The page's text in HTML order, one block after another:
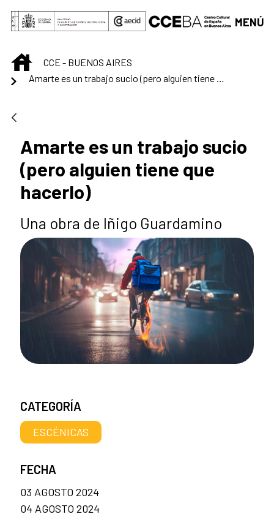
Saltar al contenido principal
MENÚ
INICIOCCE - BUENOS AIRES
Amarte es un trabajo sucio (pero alguien tiene que hacerlo)
Amarte es un trabajo sucio
(pero alguien tiene que
hacerlo)
Una obra de Iñigo Guardamino
CATEGORÍA
ESCÉNICAS
FECHA
03 AGOSTO 2024
04 AGOSTO 2024